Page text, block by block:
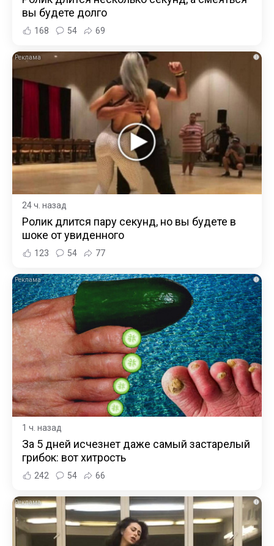
вы будете долго
168 54 69
i
24 ч. назад
Ролик длится пару секунд, но вы будете в
шоке от увиденного
123 54 77
i
1 ч. назад
За 5 дней исчезнет даже самый застарелый
грибок: вот хитрость
242 54 66
i